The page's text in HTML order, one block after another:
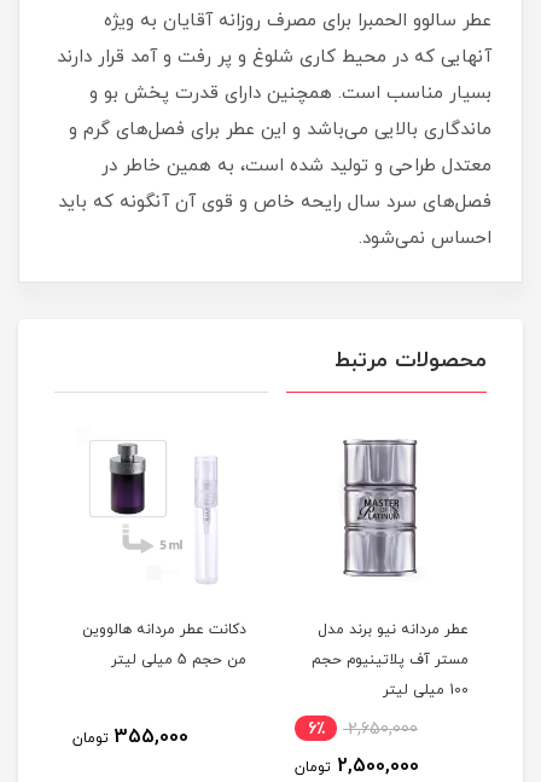
عطر سالوو الحمبرا برای مصرف روزانه آقایان به ویژه
آنهایی که در محیط کاری شلوغ و پر رفت و آمد قرار دارند
بسیار مناسب است. همچنین دارای قدرت پخش بو و
ماندگاری بالایی می‌باشد و این عطر برای فصل‌های گرم و
معتدل طراحی و تولید شده است، به همین خاطر در
فصل‌های سرد سال رایحه خاص و قوی آن آنگونه که باید
احساس نمی‌شود.
محصولات مرتبط
عطر مردانه نیو برند مدل
مستر آف پلاتینیوم حجم
100 میلی لیتر
2,650,000 6٪
2,500,000 تومان
دکانت عطر مردانه هالووین
من حجم 5 میلی لیتر
355,000 تومان